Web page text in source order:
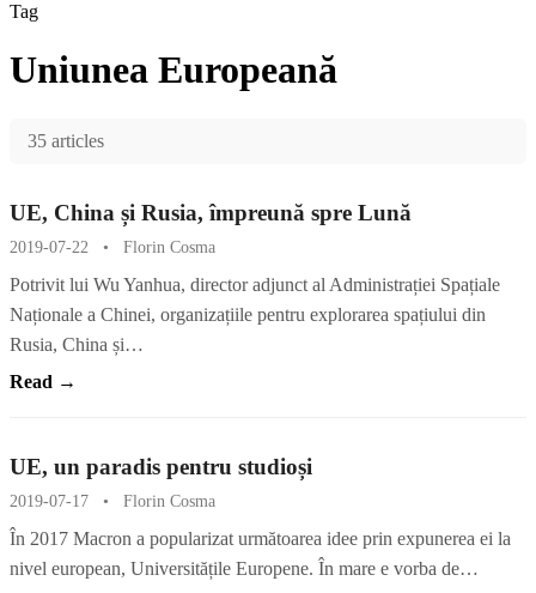
Tag
Uniunea Europeană
35 articles
UE, China și Rusia, împreună spre Lună
2019-07-22 • Florin Cosma
Potrivit lui Wu Yanhua, director adjunct al Administrației Spațiale
Naționale a Chinei, organizațiile pentru explorarea spațiului din
Rusia, China și…
Read →
UE, un paradis pentru studioși
2019-07-17 • Florin Cosma
În 2017 Macron a popularizat următoarea idee prin expunerea ei la
nivel european, Universitățile Europene. În mare e vorba de…